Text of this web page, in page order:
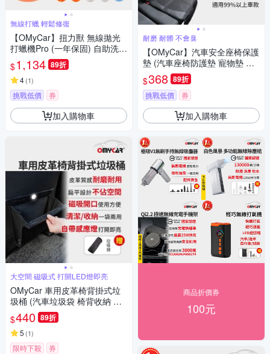
無線打蠟 輕鬆修復
【OMyCar】扭力獸 無線拋光
打蠟機Pro (一年保固) 自助洗車
汽車美容 拋光機 汽車打蠟機
$1,134 89折
4(1)
挑戰低價 券
加入購物車
大空間 磁吸式 打開LED燈即亮
OMyCar 車用皮革椅背掛式垃
圾桶 (汽車垃圾袋 椅背收納 後
座垃圾桶 置物袋架 車用垃圾
桶)
$440 89折
5 (1)
限時下殺 券
耐磨 耐髒 不會臭
【OMyCar】汽車安全座椅保護
墊 (汽車座椅防護墊 寵物墊 防
滑 防髒 防磨 質感好)
$368 89折
挑戰低價 券
加入購物車
商品折價券
100元